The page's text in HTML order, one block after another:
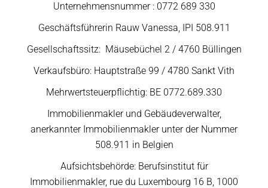
Unternehmensnummer : 0772 689 330
Geschäftsführerin Rauw Vanessa, IPI 508.911
Gesellschaftssitz: Mäusebüchel 2 / 4760 Büllingen
Verkaufsbüro: Hauptstraße 99 / 4780 Sankt Vith
Mehrwertsteuerpflichtig: BE 0772.689.330
Immobilienmakler und Gebäudeverwalter,
anerkannter Immobilienmakler unter der Nummer
508.911 in Belgien
Aufsichtsbehörde: Berufsinstitut für
Immobilienmakler, rue du Luxembourg 16 B, 1000